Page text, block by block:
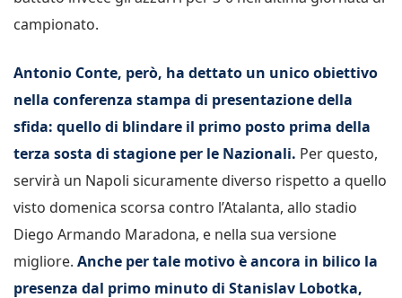
campionato.
Antonio Conte, però, ha dettato un unico obiettivo
nella conferenza stampa di presentazione della
sfida: quello di blindare il primo posto prima della
terza sosta di stagione per le Nazionali. Per questo,
servirà un Napoli sicuramente diverso rispetto a quello
visto domenica scorsa contro l’Atalanta, allo stadio
Diego Armando Maradona, e nella sua versione
migliore. Anche per tale motivo è ancora in bilico la
presenza dal primo minuto di Stanislav Lobotka,